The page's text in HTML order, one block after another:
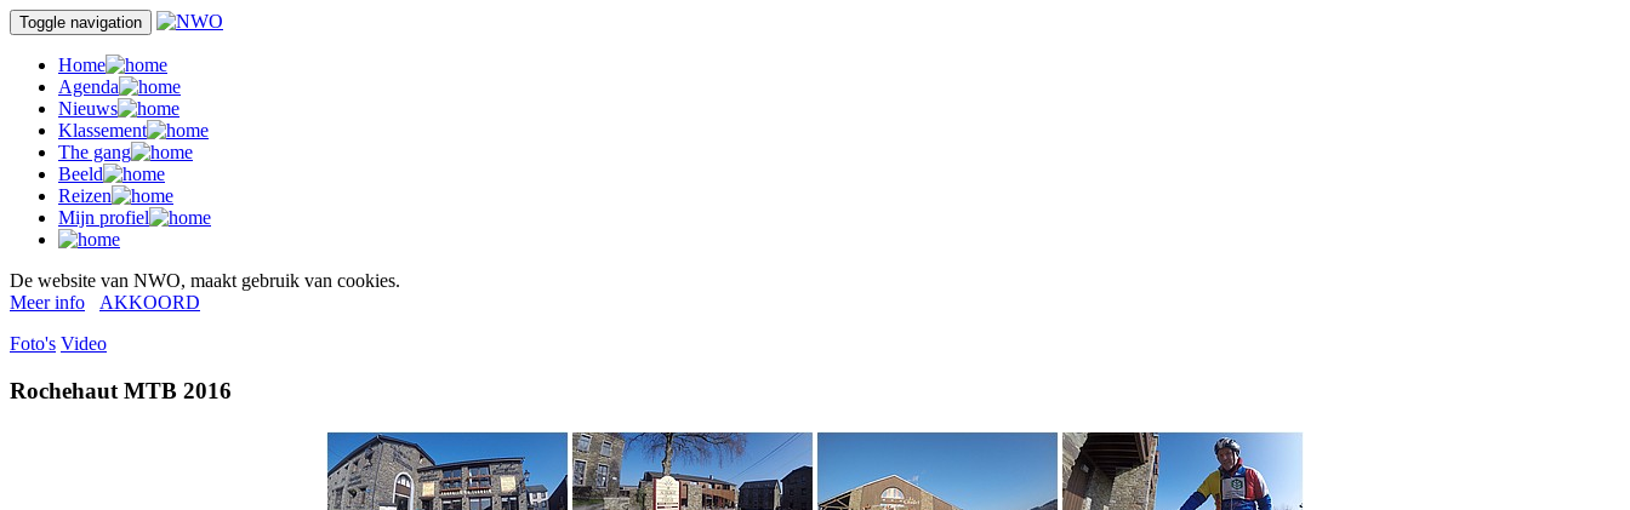
Toggle navigation
Home
Agenda
Nieuws
Klassement
The gang
Beeld
Reizen
Mijn profiel
De website van NWO, maakt gebruik van cookies.
Meer info
AKKOORD
Foto's Video
Rochehaut MTB 2016